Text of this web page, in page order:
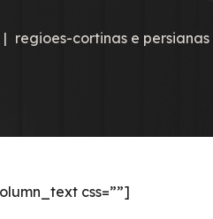
| regioes-cortinas e
css=””]